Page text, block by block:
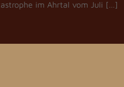
im Ahrtal vom Juli […]